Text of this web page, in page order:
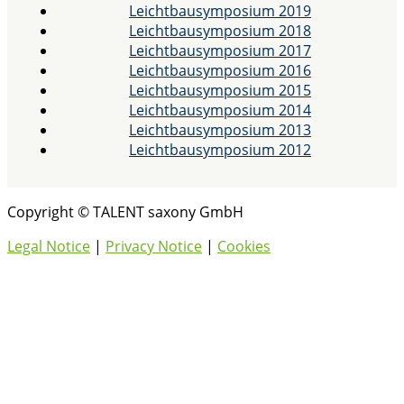
Leichtbausymposium 2019
Leichtbausymposium 2018
Leichtbausymposium 2017
Leichtbausymposium 2016
Leichtbausymposium 2015
Leichtbausymposium 2014
Leichtbausymposium 2013
Leichtbausymposium 2012
Copyright © TALENT saxony GmbH
Legal Notice | Privacy Notice | Cookies